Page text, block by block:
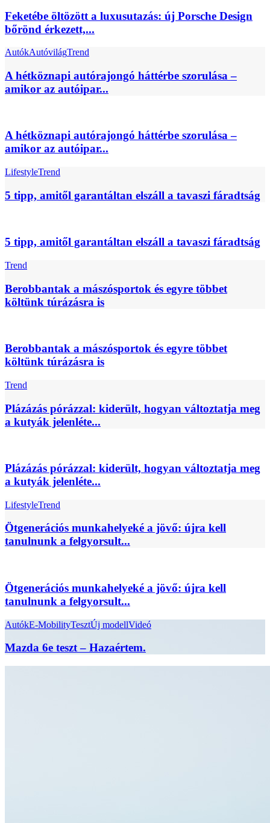
Feketébe öltözött a luxusutazás: új Porsche Design
bőrönd érkezett,...
AutókAutóvilágTrend
A hétköznapi autórajongó háttérbe szorulása –
amikor az autóipar...
A hétköznapi autórajongó háttérbe szorulása –
amikor az autóipar...
LifestyleTrend
5 tipp, amitől garantáltan elszáll a tavaszi fáradtság
5 tipp, amitől garantáltan elszáll a tavaszi fáradtság
Trend
Berobbantak a mászósportok és egyre többet
költünk túrázásra is
Berobbantak a mászósportok és egyre többet
költünk túrázásra is
Trend
Plázázás pórázzal: kiderült, hogyan változtatja meg
a kutyák jelenléte...
Plázázás pórázzal: kiderült, hogyan változtatja meg
a kutyák jelenléte...
LifestyleTrend
Ötgenerációs munkahelyeké a jövő: újra kell
tanulnunk a felgyorsult...
Ötgenerációs munkahelyeké a jövő: újra kell
tanulnunk a felgyorsult...
AutókE-MobilityTesztÚj modellVideó
Mazda 6e teszt – Hazaértem.